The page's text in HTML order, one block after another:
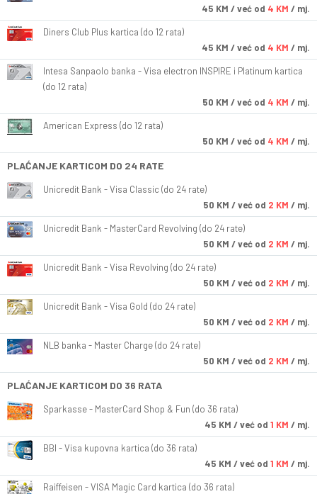
45 KM / već od 4 KM / mj.
Diners Club Plus kartica (do 12 rata)
45 KM / već od 4 KM / mj.
Intesa Sanpaolo banka - Visa electron INSPIRE i Platinum kartica
(do 12 rata)
50 KM / već od 4 KM / mj.
American Express (do 12 rata)
50 KM / već od 4 KM / mj.
PLAĆANJE KARTICOM DO 24 RATE
Unicredit Bank - Visa Classic (do 24 rate)
50 KM / već od 2 KM / mj.
Unicredit Bank - MasterCard Revolving (do 24 rate)
50 KM / već od 2 KM / mj.
Unicredit Bank - Visa Revolving (do 24 rate)
50 KM / već od 2 KM / mj.
Unicredit Bank - Visa Gold (do 24 rate)
50 KM / već od 2 KM / mj.
NLB banka - Master Charge (do 24 rate)
50 KM / već od 2 KM / mj.
PLAĆANJE KARTICOM DO 36 RATA
Sparkasse - MasterCard Shop & Fun (do 36 rata)
45 KM / već od 1 KM / mj.
BBI - Visa kupovna kartica (do 36 rata)
45 KM / već od 1 KM / mj.
Raiffeisen - VISA Magic Card kartica (do 36 rata)